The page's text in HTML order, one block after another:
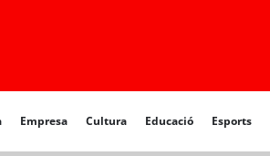
Empresa Cultura Educació Esports